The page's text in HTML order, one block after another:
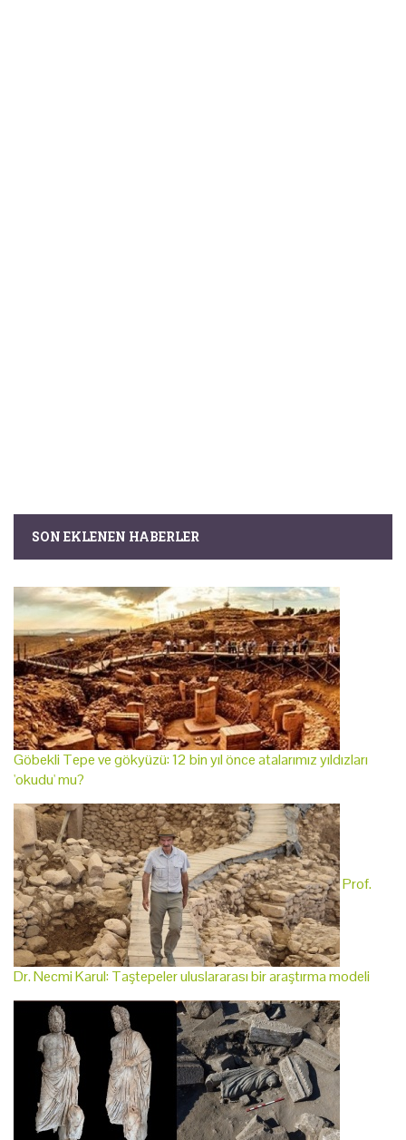
SON EKLENEN HABERLER
Göbekli Tepe ve gökyüzü: 12 bin yıl önce atalarımız yıldızları
'okudu' mu?
Prof.
Dr. Necmi Karul: Taştepeler uluslararası bir araştırma modeli